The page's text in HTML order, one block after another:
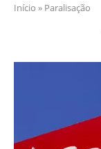
Início » Paralisação